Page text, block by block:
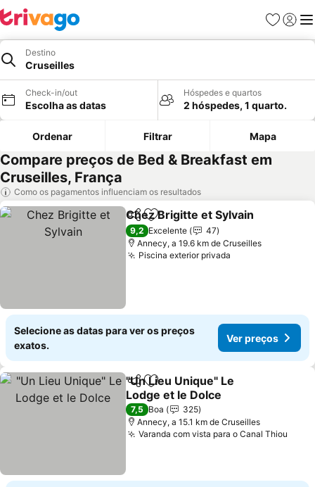
Favoritos
Iniciar
Destino
Cruseilles
Check-in/out
Escolha as datas
Hóspedes e quartos
2 hóspedes, 1 quarto.
Ordenar Filtrar Mapa
Compare preços de Bed & Breakfast em
Cruseilles, França
Como os pagamentos influenciam os resultados
PartilharAdicionar aos favoritos
Chez Brigitte et Sylvain
9,2 Excelente
47
Annecy, a 19.6 km de Cruseilles
Piscina exterior privada
Selecione as datas para ver os preços
exatos.
Ver preços
PartilharAdicionar aos favoritos
"Un Lieu Unique" Le
Lodge et le Dolce
7,5 Boa
325
Annecy, a 15.1 km de Cruseilles
Varanda com vista para o Canal Thiou